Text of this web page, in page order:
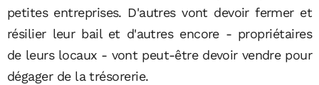
petites entreprises. D'autres vont devoir fermer et
résilier leur bail et d'autres encore - propriétaires
de leurs locaux - vont peut-être devoir vendre pour
dégager de la trésorerie.